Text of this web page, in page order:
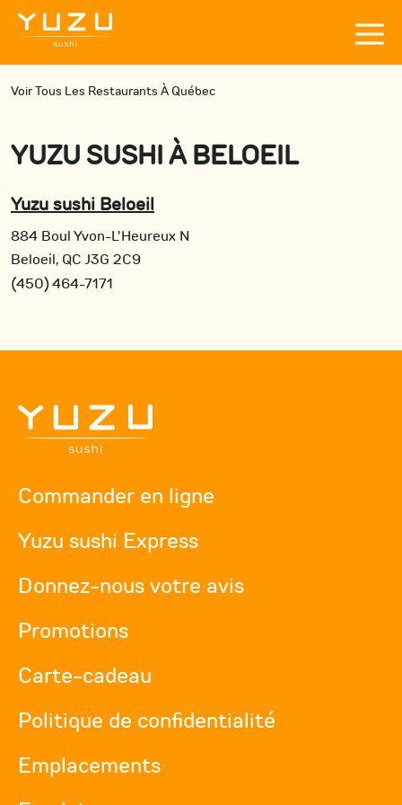
Voir Tous Les Restaurants À Québec
YUZU SUSHIÀBELOEIL
Yuzu sushi Beloeil
884 Boul Yvon-L'Heureux N
Beloeil, QC J3G 2C9
(450) 464-7171
Commander en ligne
Yuzu sushi Express
Donnez-nous votre avis
Promotions
Carte-cadeau
Politique de confidentialité
Emplacements